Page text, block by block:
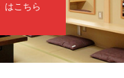
」「本膳」／桂二豆「開
はこちら